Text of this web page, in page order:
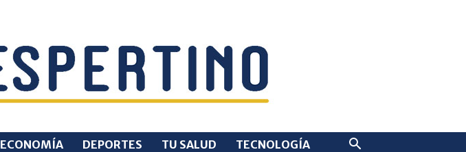
ECONOMÍA DEPORTES TU SALUD TECNOLOGÍA